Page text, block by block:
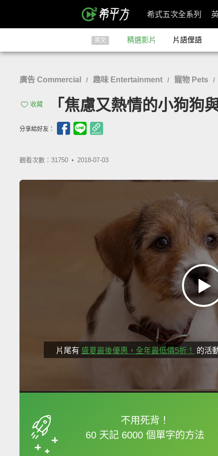
希式五次全系列
英文 精選影片 片語俚語
廣告 Commercial / 趣味 Entertainment / 寵物 Pets /
收藏 「焦慮又熱情的小狗
分享給好友：
觀看次數：31750 • 2018-07-03
片尾有 盛夏最後優惠，全年最低價5折！ 的活
不用死背！
60 天記 6000 個單字的方法
框選或點兩下字幕可